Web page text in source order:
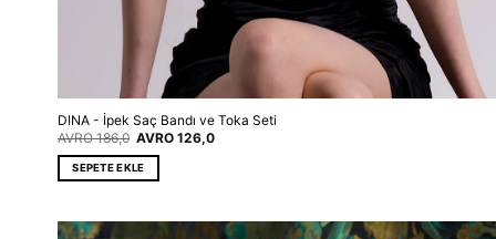
DINA - İpek Saç Bandı ve Toka Seti
AVRO186,0 Orijinal
EUR 186,0.
AVRO 126,0Şu
SEPETE EKLE